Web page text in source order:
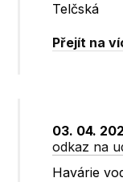
Telčská
Přejít na
03. 04.
odkaz na
Havárie